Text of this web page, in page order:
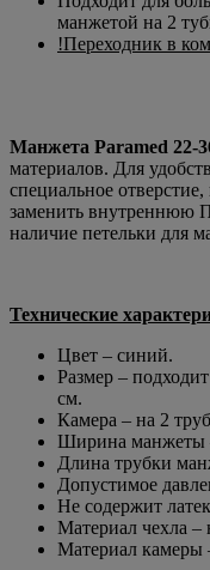
манжетой на 2
!Переходник в
Манжета Paramed 22-
материалов. Для
специальное
заменить внутреннюю
наличие петельки для
Технические
Цвет – синий.
Размер –
см.
Камера – на 2
Ширина манжеты
Длина трубки
Допустимое
Не содержит
Материал чехла –
Материал